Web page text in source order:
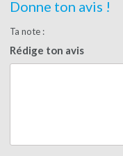
Donne ton avis !
Ta note :
Rédige ton avis